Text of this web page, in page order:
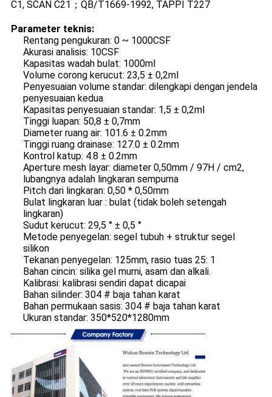
C1, SCAN C21；QB/T1669-1992, TAPPI T227
Parameter teknis:
Rentang pengukuran: 0 ~ 1000CSF
Akurasi analisis: 10CSF
Kapasitas wadah bulat: 1000ml
Volume corong kerucut: 23,5 ± 0,2ml
Penyesuaian volume standar: dilengkapi dengan jendela
penyesuaian kedua
Kapasitas penyesuaian standar: 1,5 ± 0,2ml
Tinggi luapan: 50,8 ± 0,7mm
Diameter ruang air: 101.6 ± 0.2mm
Tinggi ruang drainase: 127.0 ± 0.2mm
Kontrol katup: 4.8 ± 0.2mm
Aperture mesh layar: diameter 0,50mm / 97H / cm2,
lubangnya adalah lingkaran sempurna
Pitch dari lingkaran: 0,50 * 0,50mm
Bulat lingkaran luar : bulat (tidak boleh setengah
lingkaran)
Sudut kerucut: 29,5 ° ± 0,5 °
Metode penyegelan: segel tubuh + struktur segel
silikon
Tekanan penyegelan: 125mm, rasio tuas 25: 1
Bahan cincin: silika gel murni, asam dan alkali.
Kalibrasi: kalibrasi sendiri dapat dicapai
Bahan silinder: 304 # baja tahan karat
Bahan permukaan sasis: 304 # baja tahan karat
Ukuran standar: 350*520*1280mm